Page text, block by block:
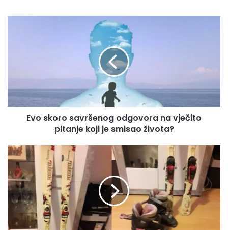
je
smisaoEvo skoro savršenog odgovora na vječito
pitanje koji je smisao života?
NA
POKLON
SKIJE
I
PANCERICE
U
IZUZETNO
DOBROM